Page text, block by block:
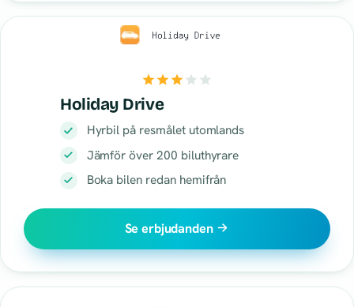
Holiday Drive
Hyrbil på resmålet utomlands
Jämför över 200 biluthyrare
Boka bilen redan hemifrån
Se erbjudanden